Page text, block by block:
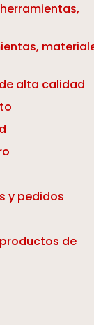
alta calidad
y pedidos
de